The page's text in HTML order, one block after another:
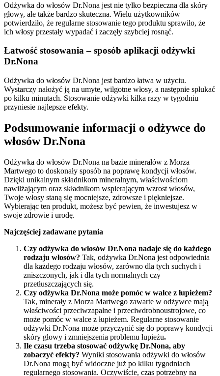
Odżywka do włosów Dr.Nona jest nie tylko bezpieczna dla skóry
głowy, ale także bardzo skuteczna. Wielu użytkowników
potwierdziło, że regularne stosowanie tego produktu sprawiło, że
ich włosy przestały wypadać i zaczęły szybciej rosnąć.
Łatwość stosowania – sposób aplikacji odżywki
Dr.Nona
Odżywka do włosów Dr.Nona jest bardzo łatwa w użyciu.
Wystarczy nałożyć ją na umyte, wilgotne włosy, a następnie spłukać
po kilku minutach. Stosowanie odżywki kilka razy w tygodniu
przyniesie najlepsze efekty.
Podsumowanie informacji o odżywce do
włosów Dr.Nona
Odżywka do włosów Dr.Nona na bazie minerałów z Morza
Martwego to doskonały sposób na poprawę kondycji włosów.
Dzięki unikalnym składnikom mineralnym, właściwościom
nawilżającym oraz składnikom wspierającym wzrost włosów,
Twoje włosy staną się mocniejsze, zdrowsze i piękniejsze.
Wybierając ten produkt, możesz być pewien, że inwestujesz w
swoje zdrowie i urodę.
Najczęściej zadawane pytania
Czy odżywka do włosów Dr.Nona nadaje się do każdego
rodzaju włosów? Tak, odżywka Dr.Nona jest odpowiednia
dla każdego rodzaju włosów, zarówno dla tych suchych i
zniszczonych, jak i dla tych normalnych czy
przetłuszczających się.
Czy odżywka Dr.Nona może pomóc w walce z łupieżem?
Tak, minerały z Morza Martwego zawarte w odżywce mają
właściwości przeciwzapalne i przeciwdrobnoustrojowe, co
może pomóc w walce z łupieżem. Regularne stosowanie
odżywki Dr.Nona może przyczynić się do poprawy kondycji
skóry głowy i zmniejszenia problemu łupieżu.
Ile czasu trzeba stosować odżywkę Dr.Nona, aby
zobaczyć efekty? Wyniki stosowania odżywki do włosów
Dr.Nona mogą być widoczne już po kilku tygodniach
regularnego stosowania. Oczywiście, czas potrzebny na